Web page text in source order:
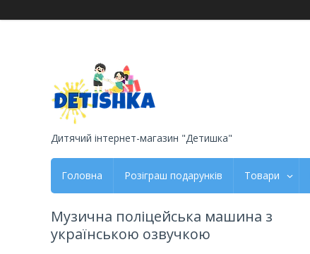
Дитячий інтернет-магазин "Детишка"
Головна Розіграш подарунків Товари
Музична поліцейська машина з
українською озвучкою